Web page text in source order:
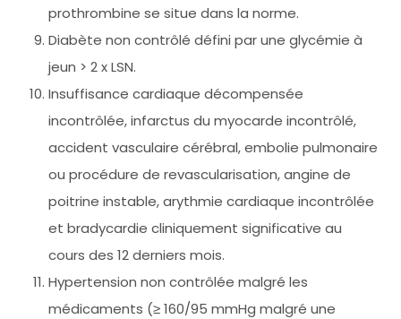
prothrombine se situe dans la norme.
Diabète non contrôlé défini par une glycémie à
jeun > 2 x LSN.
Insuffisance cardiaque décompensée
incontrôlée, infarctus du myocarde incontrôlé,
accident vasculaire cérébral, embolie pulmonaire
ou procédure de revascularisation, angine de
poitrine instable, arythmie cardiaque incontrôlée
et bradycardie cliniquement significative au
cours des 12 derniers mois.
Hypertension non contrôlée malgré les
médicaments (≥ 160/95 mmHg malgré une